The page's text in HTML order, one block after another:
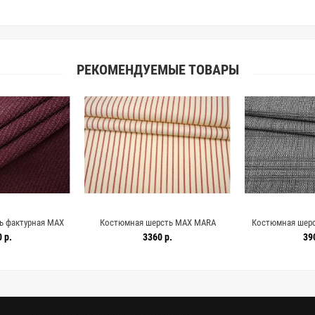
РЕКОМЕНДУЕМЫЕ ТОВАРЫ
фактурная MAX
DJ H59/2 HH50
р.
Костюмная шерсть MAX MARA
Молочная в красную полоску DJ H62
3360 р.
Костюмная
Чёрно-серая DJ